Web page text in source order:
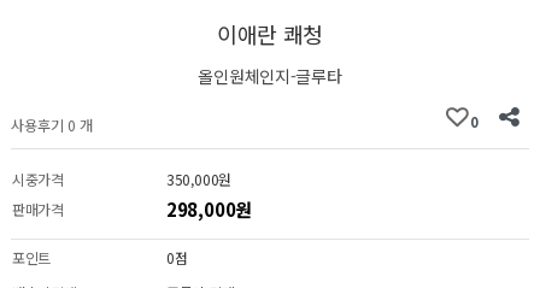
이애란 쾌청
올인원체인지-글루타
사용후기 0 개 0
시중가격
350,000원
판매가격
298,000원
포인트
0점